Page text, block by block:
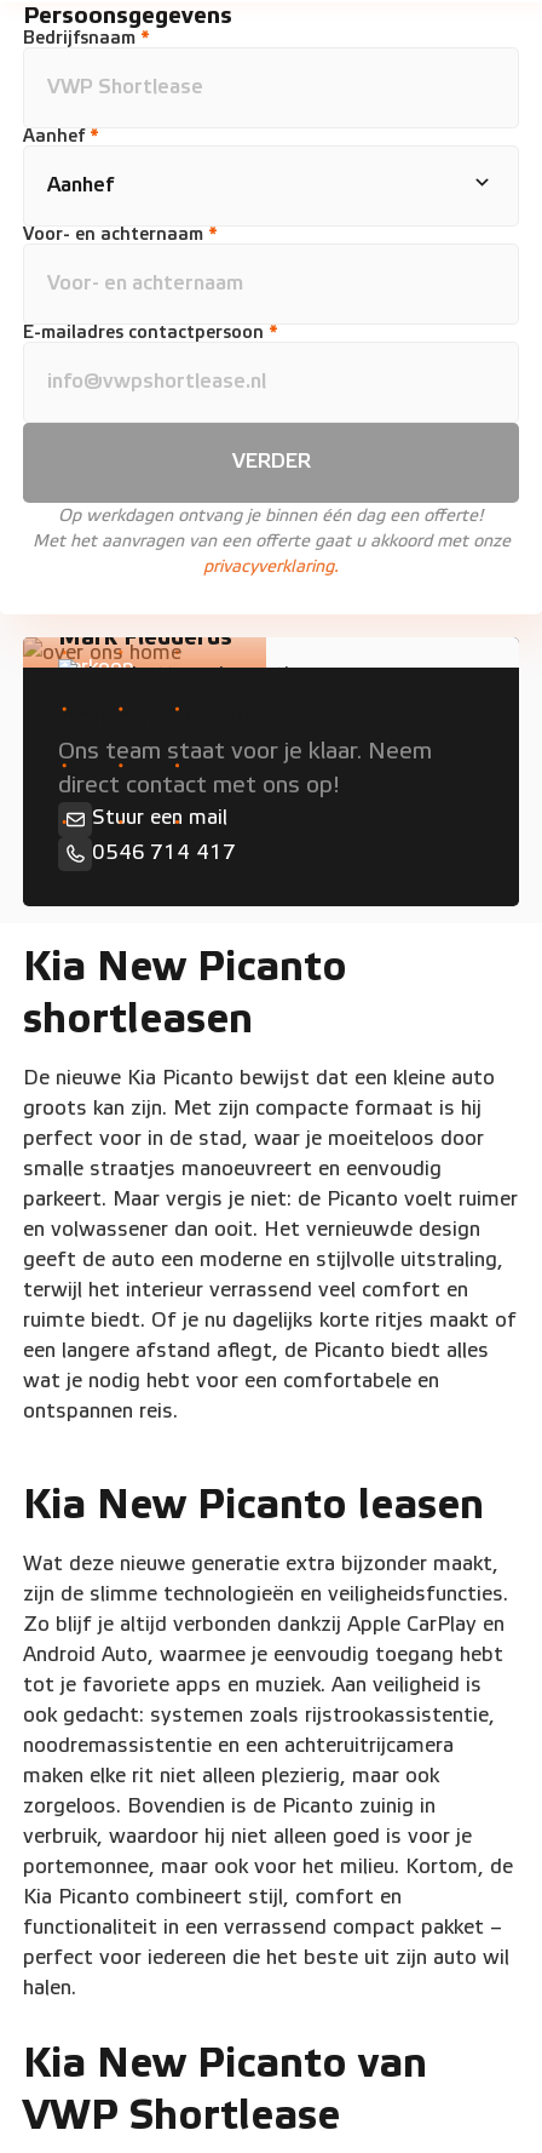
Persoonsgegevens
Bedrijfsnaam *
Aanhef *
Voor- en achternaam *
E-mailadres contactpersoon *
VERDER
Op werkdagen ontvang je binnen één dag een offerte!
Met het aanvragen van een offerte gaat u akkoord met onze
privacyverklaring.
Mark Fledderus
Verkoop
Persoonlijk advies nodig?
Ons team staat voor je klaar. Neem
direct contact met ons op!
Stuur een mail
0546 714 417
Kia New Picanto
shortleasen
De nieuwe Kia Picanto bewijst dat een kleine auto
groots kan zijn. Met zijn compacte formaat is hij
perfect voor in de stad, waar je moeiteloos door
smalle straatjes manoeuvreert en eenvoudig
parkeert. Maar vergis je niet: de Picanto voelt ruimer
en volwassener dan ooit. Het vernieuwde design
geeft de auto een moderne en stijlvolle uitstraling,
terwijl het interieur verrassend veel comfort en
ruimte biedt. Of je nu dagelijks korte ritjes maakt of
een langere afstand aflegt, de Picanto biedt alles
wat je nodig hebt voor een comfortabele en
ontspannen reis.
Kia New Picanto leasen
Wat deze nieuwe generatie extra bijzonder maakt,
zijn de slimme technologieën en veiligheidsfuncties.
Zo blijf je altijd verbonden dankzij Apple CarPlay en
Android Auto, waarmee je eenvoudig toegang hebt
tot je favoriete apps en muziek. Aan veiligheid is
ook gedacht: systemen zoals rijstrookassistentie,
noodremassistentie en een achteruitrijcamera
maken elke rit niet alleen plezierig, maar ook
zorgeloos. Bovendien is de Picanto zuinig in
verbruik, waardoor hij niet alleen goed is voor je
portemonnee, maar ook voor het milieu. Kortom, de
Kia Picanto combineert stijl, comfort en
functionaliteit in een verrassend compact pakket –
perfect voor iedereen die het beste uit zijn auto wil
halen.
Kia New Picanto van
VWP Shortlease